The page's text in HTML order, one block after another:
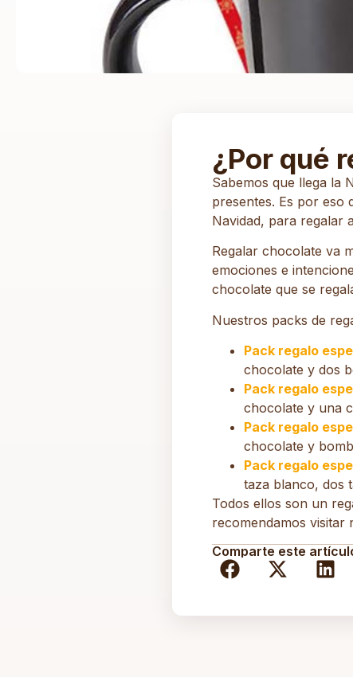
¿Por qué
Sabemos que llega la
presentes. Es por eso
Navidad, para regalar
Regalar chocolate va
emociones e
chocolate que se
Nuestros packs de
Pack regalo
chocolate y dos
Pack regalo
chocolate y una
Pack regalo
chocolate y
Pack regalo
taza blanco, dos
Todos ellos son un
recomendamos visitar
Comparte este